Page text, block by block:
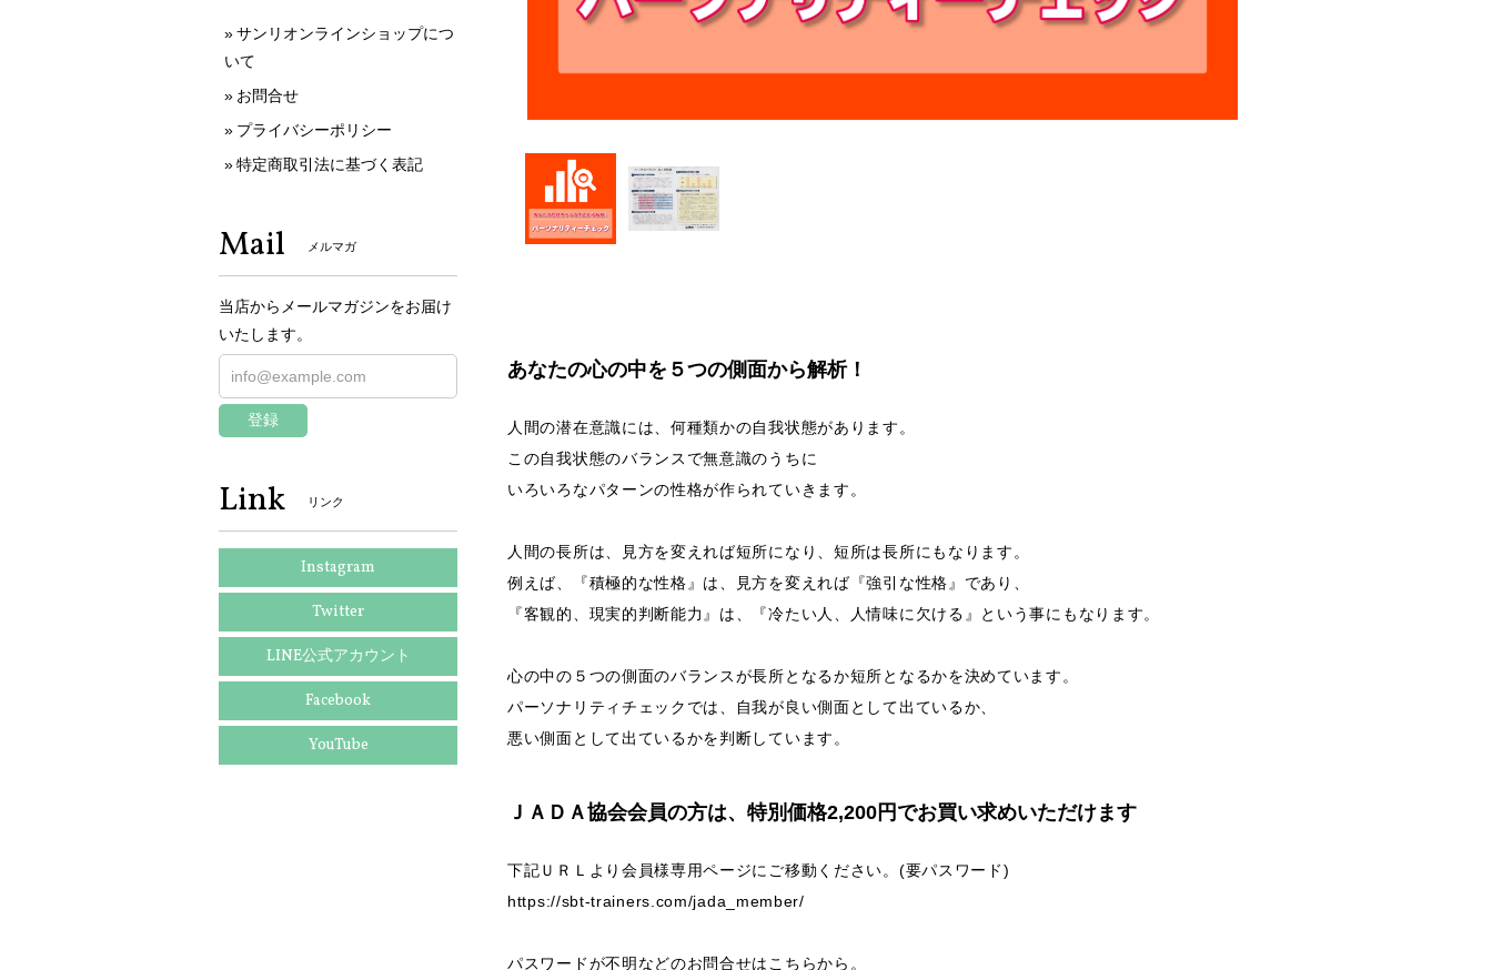
あなたの心の中を５つの側面から解析！
人間の潜在意識には、何種類かの自我状態があります。
この自我状態のバランスで無意識のうちに
いろいろなパターンの性格が作られていきます。
人間の長所は、見方を変えれば短所になり、短所は長所にもなります。
例えば、『積極的な性格』は、見方を変えれば『強引な性格』であり、
『客観的、現実的判断能力』は、『冷たい人、人情味に欠ける』という事にもなります。
心の中の５つの側面のバランスが長所となるか短所となるかを決めています。
パーソナリティチェックでは、自我が良い側面として出ているか、
悪い側面として出ているかを判断しています。
ＪＡＤＡ協会会員の方は、特別価格2,200円でお買い求めいただけます
下記ＵＲＬより会員様専用ページにご移動ください。(要パスワード)
https://sbt-trainers.com/jada_member/
パスワードが不明などのお問合せはこちらから。
サンリオンラインショップにつ
いて
お問合せ
プライバシーポリシー
特定商取引法に基づく表記
Mail メルマガ
当店からメールマガジンをお届け
いたします。
登録
Link リンク
Instagram
Twitter
LINE公式アカウント
Facebook
YouTube